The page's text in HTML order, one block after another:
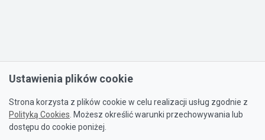
Ustawienia plików cookie
Strona korzysta z plików cookie w celu realizacji usług zgodnie z
Polityką Cookies . Możesz określić warunki przechowywania lub
dostępu do cookie poniżej.